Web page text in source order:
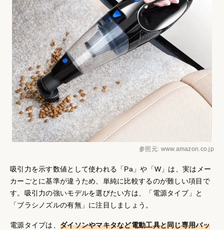
参照元: www.amazon.co.jp
吸引力を示す数値として使われる「Pa」や「W」は、実はメー
カーごとに基準が違うため、単純に比較するのが難しい項目で
す。吸引力の強いモデルを選びたい方は、「電源タイプ」と
「ブラシノズルの有無」に注目しましょう。
電源タイプは、 ダイソンやマキタなど電動工具と同じ専用バッ